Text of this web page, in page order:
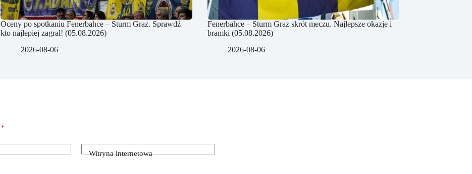
Oceny po spotkaniu Fenerbahce – Sturm Graz. Sprawdź
kto najlepiej zagrał! (05.08.2026)
2026-08-06
Fenerbahce – Sturm Graz skrót meczu. Najlepsze okazje i
bramki (05.08.2026)
2026-08-06
*
Witryna internetowa